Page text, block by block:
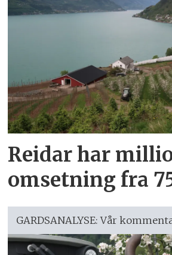
Reidar har
omsetning fra
GARDSANALYSE: Vår